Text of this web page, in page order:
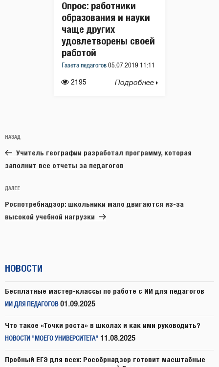
2195
Опрос: работники
образования и науки
чаще других
удовлетворены своей
работой
Газета педагогов 05.07.2019 11:11
Подробнее
по
записям
Предыдущая
запись:
НАЗАД
Учитель географии разработал программу, которая
заполнит все отчеты за педагогов
Следующая
запись
ДАЛЕЕ
Роспотребнадзор: школьники мало двигаются из-за
высокой учебной нагрузки
НОВОСТИ
Бесплатные мастер-классы по работе с ИИ для педагогов
ИИ ДЛЯ ПЕДАГОГОВ 01.09.2025
Что такое «Точки роста» в школах и как ими руководить?
НОВОСТИ "МОЕГО УНИВЕРСИТЕТА" 11.08.2025
Пробный ЕГЭ для всех: Рособрнадзор готовит масштабные